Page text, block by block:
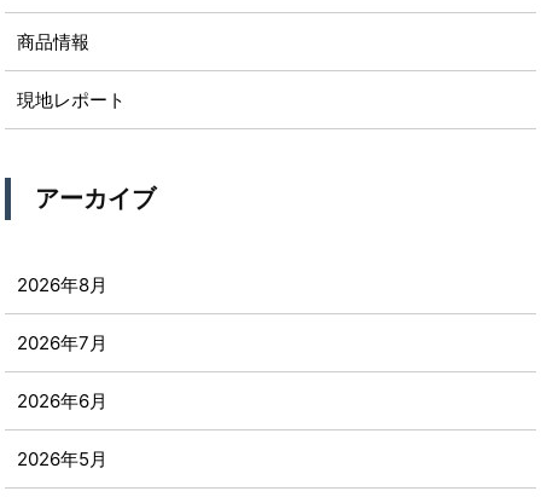
商品情報
現地レポート
アーカイブ
2026年8月
2026年7月
2026年6月
2026年5月